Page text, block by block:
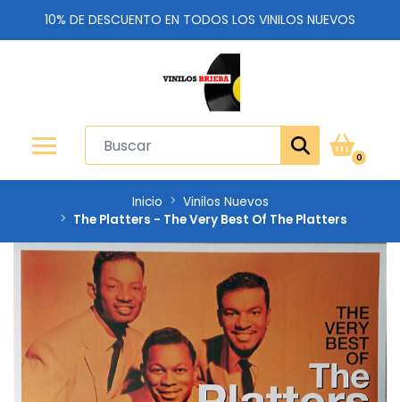
10% DE DESCUENTO EN TODOS LOS VINILOS NUEVOS
0
Inicio
Vinilos Nuevos
The Platters - The Very Best Of The Platters